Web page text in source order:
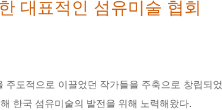
대표적인 섬유미술 협회
도적으로 이끌었던 작가들을 주축으로 창립되
한국 섬유미술의 발전을 위해 노력해왔다.